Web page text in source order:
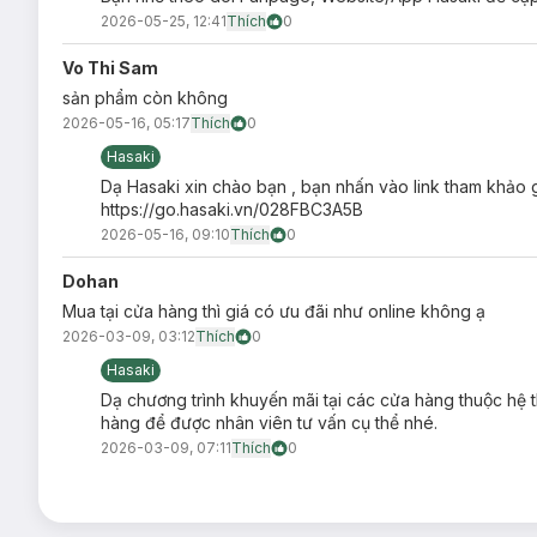
Bột phấn kiềm dầu lâu dài hút dầu thừa tiết ra từ lớp
Phát minh kết cấu hút chặt của phấn:
Hạt phấn hình lục giác 1.53um:
Công thức kháng nước và mồ hôi tạo màng bảo vệ cho
Chất phấn mỏng nhẹ hơn mang lại lớp trang điểm nhẹ
Công thức tinh khiết bảo vệ da, dịu nhẹ không kích ứng.
Hướng dẫn bảo quản Phấn Phủ Carslan
Bảo quản nơi khô ráo, thoáng mát, tránh ánh sáng trực
Lưu ý:
2026-05-25, 12:41Thích 0
Vo Thi Sam
sản phẩm còn không
2026-05-16, 05:17Thích
0
Hasaki
Dạ Hasaki xin chào bạn , bạn nhấn vào link tham khảo
https://go.hasaki.vn/028FBC3A5B
2026-05-16, 09:10Thích 0
Dohan
Mua tại cửa hàng thì giá có ưu đãi như online không ạ
2026-03-09, 03:12Thích
0
Hasaki
Dạ chương trình khuyến mãi tại các cửa hàng thuộc
hàng để được nhân viên tư vấn cụ thể nhé.
2026-03-09, 07:11Thích 0